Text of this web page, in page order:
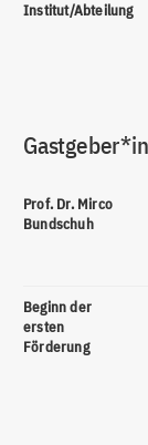
Institut/Abteilung
Prof. Dr. Mirco
Bundschuh
Beginn der
ersten
Förderung